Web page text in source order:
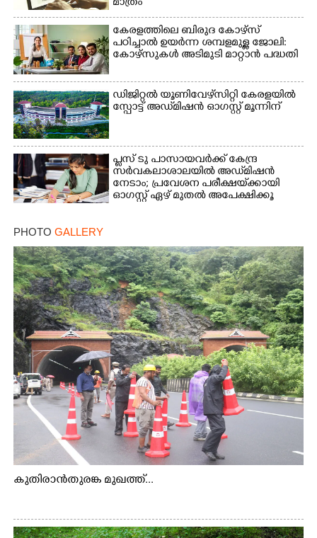
മാത്രം
കേരളത്തിലെ ബിരുദ കോഴ്സ്
പഠിച്ചാൽ ഉയർന്ന ശമ്പളമുള്ള ജോലി:​
കോഴ്സുകൾ അടിമുടി മാറ്റാൻ പദ്ധതി
ഡിജിറ്റൽ യൂണിവേഴ്‌സിറ്റി കേരളയിൽ
സ്പോ‌ട്ട് അഡ്‌മിഷൻ ഓഗസ്റ്റ് മൂന്നിന്
പ്ലസ് ടു പാസായവർക്ക് കേന്ദ്ര
സർവകലാശാലയിൽ അഡ്‌മിഷൻ
നേടാം; പ്രവേശന പരീക്ഷയ്‌ക്കായി
ഓഗസ്റ്റ് ഏഴ് മുതൽ അപേക്ഷിക്കൂ
PHOTO GALLERY
കുതിരാൻതുരങ്ക മുഖത്ത്...